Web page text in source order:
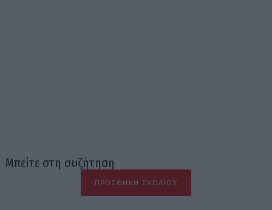
Μπείτε στη συζήτηση
ΠΡΟΣΘΉΚΗ ΣΧΟΛΊΟΥ